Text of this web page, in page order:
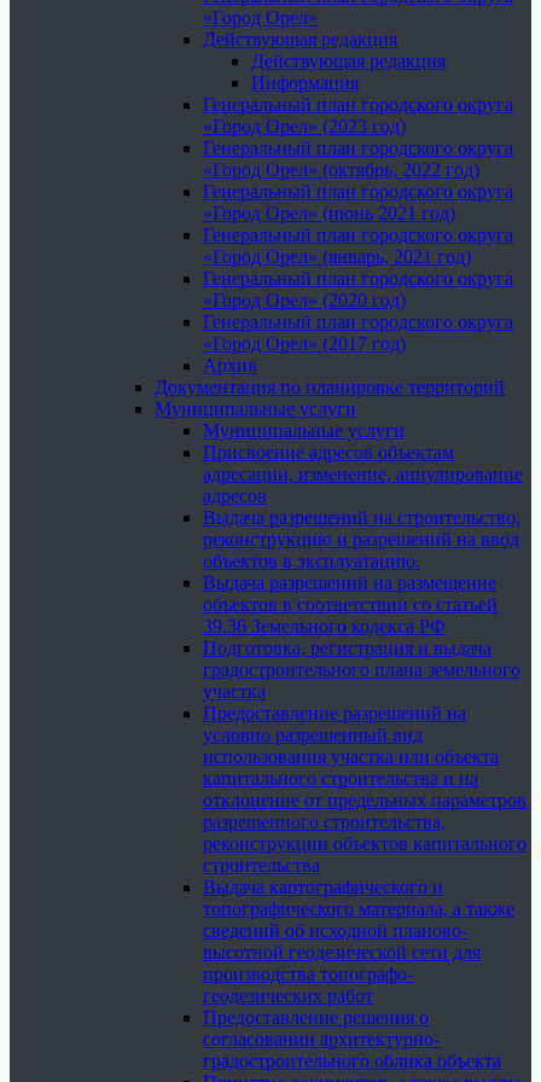
«Город Орел»
Действующая редакция
Действующая редакция
Информация
Генеральный план городского округа
«Город Орел» (2023 год)
Генеральный план городского округа
«Город Орел» (октябрь, 2022 год)
Генеральный план городского округа
«Город Орел» (июнь 2021 год)
Генеральный план городского округа
«Город Орел» (январь, 2021 год)
Генеральный план городского округа
«Город Орел» (2020 год)
Генеральный план городского округа
«Город Орел» (2017 год)
Архив
Документация по планировке территорий
Муниципальные услуги
Муниципальные услуги
Присвоение адресов объектам
адресации, изменение, аннулирование
адресов
Выдача разрешений на строительство,
реконструкцию и разрешений на ввод
объектов в эксплуатацию.
Выдача разрешений на размещение
объектов в соответствии со статьей
39.36 Земельного кодекса РФ
Подготовка, регистрация и выдача
градостроительного плана земельного
участка
Предоставление разрешений на
условно разрешенный вид
использования участка или объекта
капитального строительства и на
отклонение от предельных параметров
разрешенного строительства,
реконструкции объектов капитального
строительства
Выдача картографического и
топографического материала, а также
сведений об исходной планово-
высотной геодезической сети для
производства топографо-
геодезических работ
Предоставление решения о
согласовании архитектурно-
градостроительного облика объекта